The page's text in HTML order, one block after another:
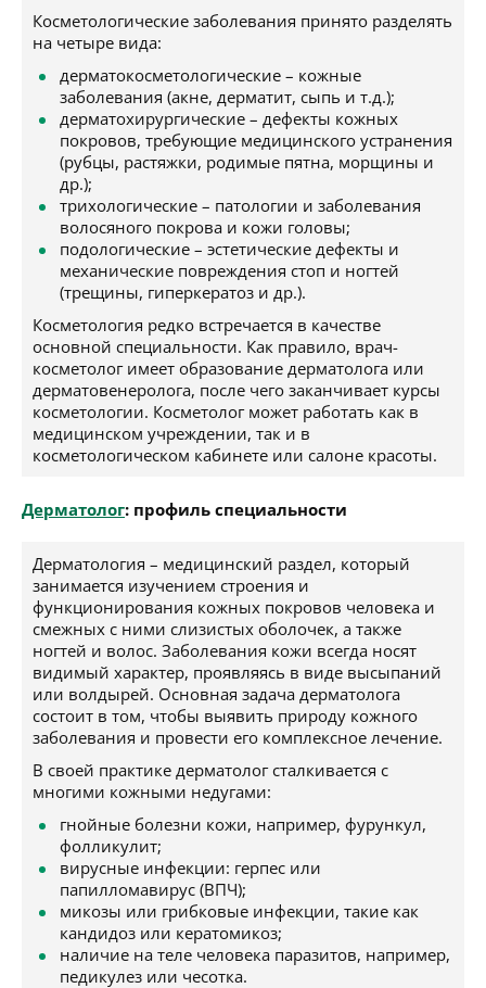
Косметологические заболевания принято разделять
на четыре вида:
дерматокосметологические – кожные
заболевания (акне, дерматит, сыпь и т.д.);
дерматохирургические – дефекты кожных
покровов, требующие медицинского устранения
(рубцы, растяжки, родимые пятна, морщины и
др.);
трихологические – патологии и заболевания
волосяного покрова и кожи головы;
подологические – эстетические дефекты и
механические повреждения стоп и ногтей
(трещины, гиперкератоз и др.).
Косметология редко встречается в качестве
основной специальности. Как правило, врач-
косметолог имеет образование дерматолога или
дерматовенеролога, после чего заканчивает курсы
косметологии. Косметолог может работать как в
медицинском учреждении, так и в
косметологическом кабинете или салоне красоты.
Дерматолог: профиль специальности
Дерматология – медицинский раздел, который
занимается изучением строения и
функционирования кожных покровов человека и
смежных с ними слизистых оболочек, а также
ногтей и волос. Заболевания кожи всегда носят
видимый характер, проявляясь в виде высыпаний
или волдырей. Основная задача дерматолога
состоит в том, чтобы выявить природу кожного
заболевания и провести его комплексное лечение.
В своей практике дерматолог сталкивается с
многими кожными недугами:
гнойные болезни кожи, например, фурункул,
фолликулит;
вирусные инфекции: герпес или
папилломавирус (ВПЧ);
микозы или грибковые инфекции, такие как
кандидоз или кератомикоз;
наличие на теле человека паразитов, например,
педикулез или чесотка.